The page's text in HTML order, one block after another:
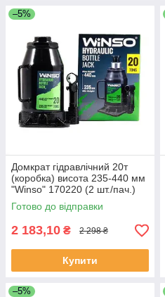
–5%
Домкрат гідравлічний 20т
(коробка) висота 235-440 мм
"Winso" 170220 (2 шт./пач.)
Готово до відправки
2 183,10 ₴ 2 298 ₴
Купити
–5%